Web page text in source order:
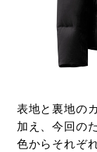
表地と裏地の
加え、今回の
色からそれぞ